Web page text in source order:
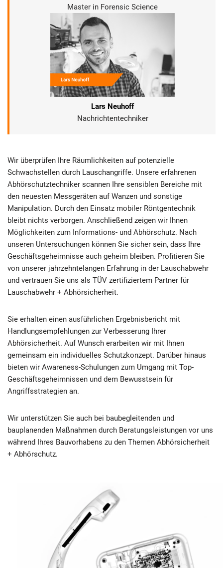
Master in Forensic Science
Lars Neuhoff
Nachrichtentechniker
Wir überprüfen Ihre Räumlichkeiten auf potenzielle
Schwachstellen durch Lauschangriffe. Unsere erfahrenen
Abhörschutztechniker scannen Ihre sensiblen Bereiche mit
den neuesten Messgeräten auf Wanzen und sonstige
Manipulation. Durch den Einsatz mobiler Röntgentechnik
bleibt nichts verborgen. Anschließend zeigen wir Ihnen
Möglichkeiten zum Informations- und Abhörschutz. Nach
unseren Untersuchungen können Sie sicher sein, dass Ihre
Geschäftsgeheimnisse auch geheim bleiben. Profitieren Sie
von unserer jahrzehntelangen Erfahrung in der Lauschabwehr
und vertrauen Sie uns als TÜV zertifiziertem Partner für
Lauschabwehr + Abhörsicherheit.
Sie erhalten einen ausführlichen Ergebnisbericht mit
Handlungsempfehlungen zur Verbesserung Ihrer
Abhörsicherheit. Auf Wunsch erarbeiten wir mit Ihnen
gemeinsam ein individuelles Schutzkonzept. Darüber hinaus
bieten wir Awareness-Schulungen zum Umgang mit Top-
Geschäftsgeheimnissen und dem Bewusstsein für
Angriffsstrategien an.
Wir unterstützen Sie auch bei baubegleitenden und
bauplanenden Maßnahmen durch Beratungsleistungen vor uns
während Ihres Bauvorhabens zu den Themen Abhörsicherheit
+ Abhörschutz.